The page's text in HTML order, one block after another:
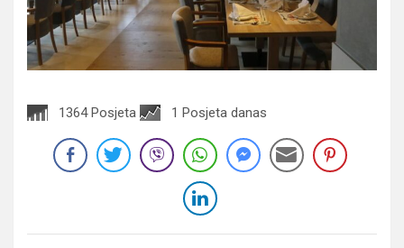
1364 Posjeta 1 Posjeta danas